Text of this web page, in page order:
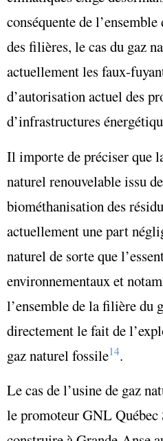
conséquente de
des filières, le cas du gaz
actuellement les faux-
d’autorisation actuel des
d’infrastructures
Il importe de préciser que
naturel renouvelable issu
biométhanisation des
actuellement une part
naturel de sorte que
environnementaux et
l’ensemble de la filière du
directement le fait de
gaz naturel fossile14.
Le cas de l’usine de gaz
le promoteur GNL